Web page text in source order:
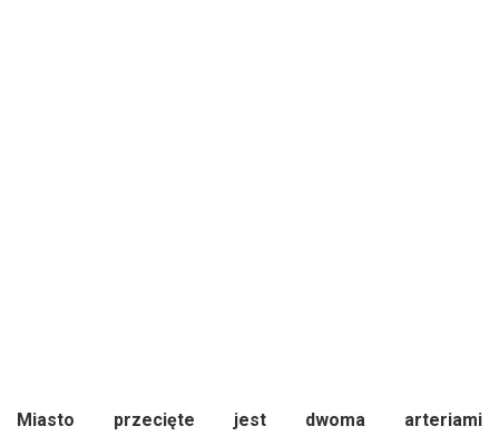
Miasto przecięte jest dwoma arteriami